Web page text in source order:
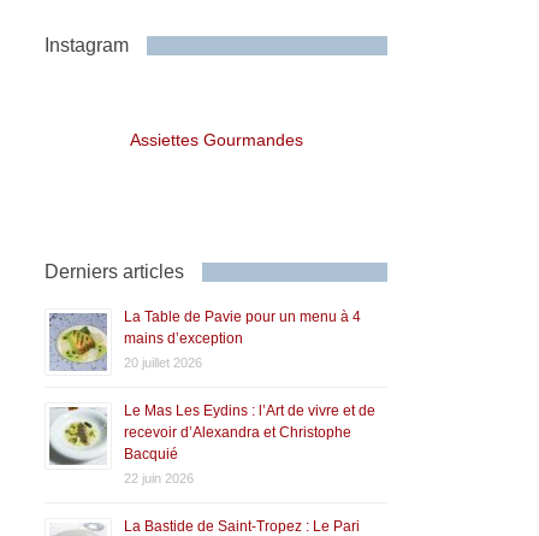
Instagram
Assiettes Gourmandes
Derniers articles
La Table de Pavie pour un menu à 4
mains d’exception
20 juillet 2026
Le Mas Les Eydins : l’Art de vivre et de
recevoir d’Alexandra et Christophe
Bacquié
22 juin 2026
La Bastide de Saint-Tropez : Le Pari